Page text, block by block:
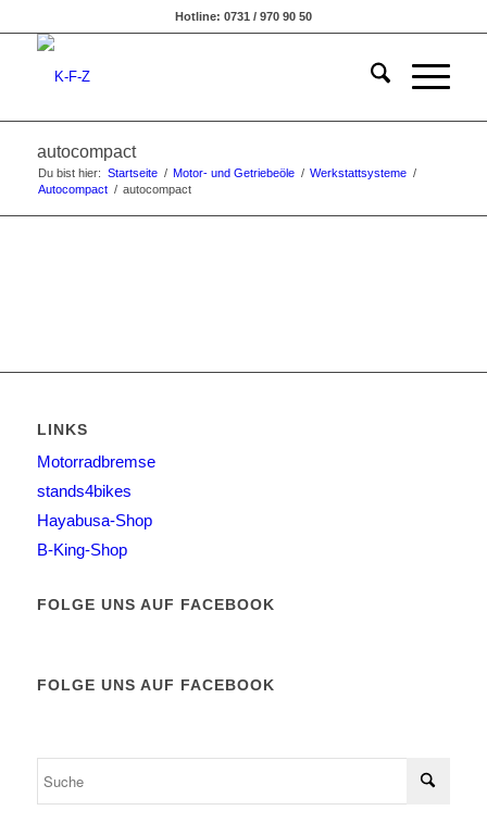
Hotline: 0731 / 970 90 50
autocompact
Du bist hier: Startseite / Motor- und Getriebeöle / Werkstattsysteme /
Autocompact / autocompact
LINKS
Motorradbremse
stands4bikes
Hayabusa-Shop
B-King-Shop
FOLGE UNS AUF FACEBOOK
FOLGE UNS AUF FACEBOOK